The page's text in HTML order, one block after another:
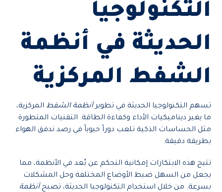
التكنولوجيا
الحديثة في أنظمة
الشفط المركزية
تسهم التكنولوجيا الحديثة في تطويرأنظمة الشفط المركزية،
ما يغير ديناميكيات الأداء وكفاءة الطاقة. التقنيات المتطورة
مثل الحساسات الذكية تلعب دوراً حيوياً في رصد تدفق الهواء
بطريقة دقيقة.
تتيح هذه الابتكارات إمكانية التحكم عن بُعد في الأنظمة، مما
يجعل من السهل ضبط الأوضاع المختلفة وحل المشكلات
بسرعة. من خلال استخدام التكنولوجيا الحديثة، تصبحأنظمة